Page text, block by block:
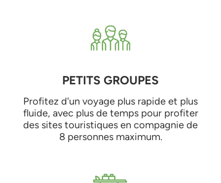
PETITS GROUPES
Profitez d'un voyage plus rapide et plus
fluide, avec plus de temps pour profiter
des sites touristiques en compagnie de
8 personnes maximum.